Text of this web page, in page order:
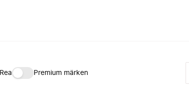
Rea Premium märken